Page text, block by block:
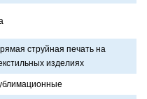
струйнaя печaть нa
изделиях